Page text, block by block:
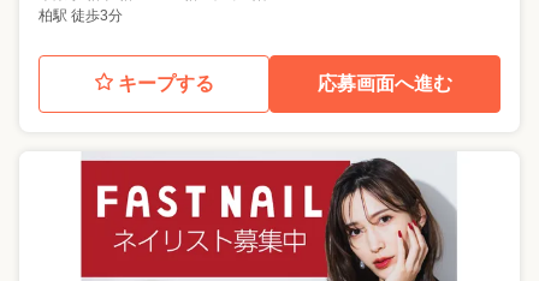
柏駅 徒歩3分
キープする 応募画面へ進む